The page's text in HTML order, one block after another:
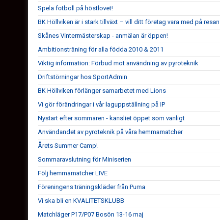
Spela fotboll på höstlovet!
BK Höllviken är i stark tillväxt – vill ditt företag vara med på
Skånes Vintermästerskap - anmälan är öppen!
Ambitionsträning för alla födda 2010 & 2011
Viktig information: Förbud mot användning av pyroteknik
Driftstörningar hos SportAdmin
BK Höllviken förlänger samarbetet med Lions
Vi gör förändringar i vår laguppställning på IP
Nystart efter sommaren - kansliet öppet som vanligt
Användandet av pyroteknik på våra hemmamatcher
Årets Summer Camp!
Sommaravslutning för Miniserien
Följ hemmamatcher LIVE
Föreningens träningskläder från Puma
Vi ska bli en KVALITETSKLUBB
Matchläger P17/P07 Bosön 13-16 maj